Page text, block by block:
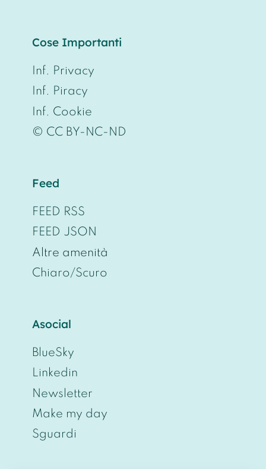
Cose Importanti
Inf. Privacy
Inf. Piracy
Inf. Cookie
© CC BY-NC-ND
Feed
FEED RSS
FEED JSON
Altre amenità
Chiaro/Scuro
Asocial
BlueSky
Linkedin
Newsletter
Make my day
Sguardi